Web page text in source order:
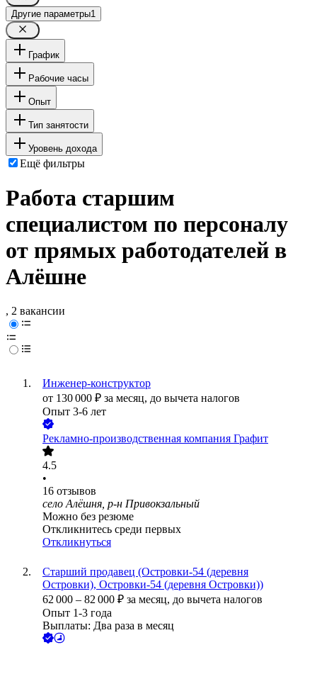
Другие параметры1
График
Рабочие часы
Опыт
Тип занятости
Уровень дохода
Ещё фильтры
Работа старшим
специалистом по персоналу
от прямых работодателей в
Алёшне
, 2 вакансии
Инженер-конструктор
от 130 000 ₽ за месяц, до вычета налогов
Опыт 3-6 лет
Рекламно-производственная компания Графит
4.5
•
16 отзывов
село Алёшня, р-н Привокзальный
Можно без резюме
Откликнитесь среди первых
Откликнуться
Старший продавец (Островки-54 (деревня
Островки), Островки-54 (деревня Островки))
62 000 – 82 000 ₽ за месяц, до вычета налогов
Опыт 1-3 года
Выплаты: Два раза в месяц